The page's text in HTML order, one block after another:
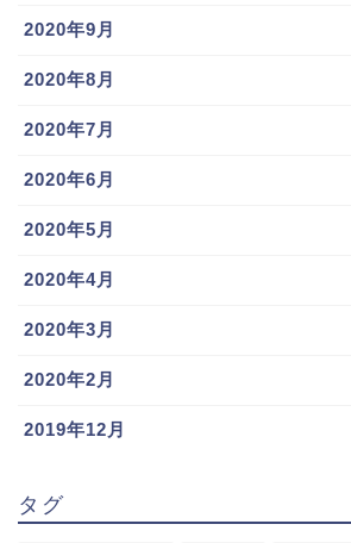
2020年9月
2020年8月
2020年7月
2020年6月
2020年5月
2020年4月
2020年3月
2020年2月
2019年12月
タグ